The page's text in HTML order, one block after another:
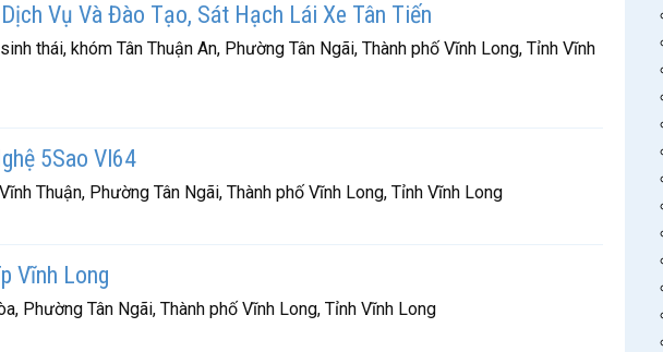
Vụ Và Đào Tạo, Sát Hạch Lái Xe Tân Tiến
thái, khóm Tân Thuận An, Phường Tân Ngãi, Thành phố Vĩnh Long, Tỉnh Vĩnh
5Sao Vl64
Thuận, Phường Tân Ngãi, Thành phố Vĩnh Long, Tỉnh Vĩnh Long
Vĩnh Long
Phường Tân Ngãi, Thành phố Vĩnh Long, Tỉnh Vĩnh Long